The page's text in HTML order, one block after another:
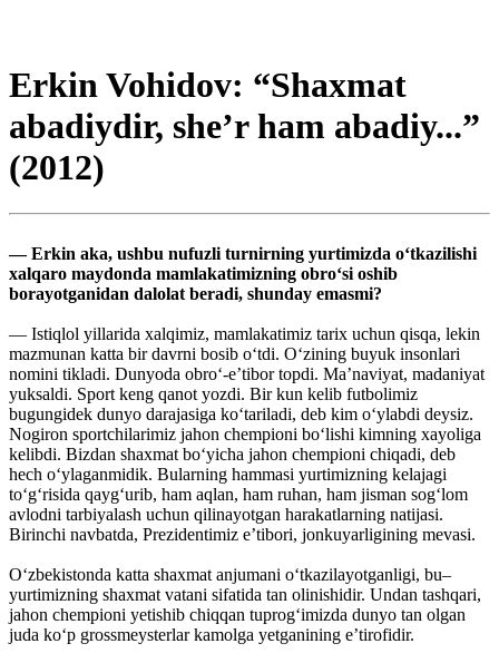
Erkin Vohidov: “Shaxmat
abadiydir, she’r ham abadiy...”
(2012)
— Erkin aka, ushbu nufuzli turnirning yurtimizda o‘tkazilishi
xalqaro maydonda mamlakatimizning obro‘si oshib
borayotganidan dalolat beradi, shunday emasmi?
— Istiqlol yillarida xalqimiz, mamlakatimiz tarix uchun qisqa, lekin
mazmunan katta bir davrni bosib o‘tdi. O‘zining buyuk insonlari
nomini tikladi. Dunyoda obro‘-e’tibor topdi. Ma’naviyat, madaniyat
yuksaldi. Sport keng qanot yozdi. Bir kun kelib futbolimiz
bugungidek dunyo darajasiga ko‘tariladi, deb kim o‘ylabdi deysiz.
Nogiron sportchilarimiz jahon chempioni bo‘lishi kimning xayoliga
kelibdi. Bizdan shaxmat bo‘yicha jahon chempioni chiqadi, deb
hech o‘ylaganmidik. Bularning hammasi yurtimizning kelajagi
to‘g‘risida qayg‘urib, ham aqlan, ham ruhan, ham jisman sog‘lom
avlodni tarbiyalash uchun qilinayotgan harakatlarning natijasi.
Birinchi navbatda, Prezidentimiz e’tibori, jonkuyarligining mevasi.
O‘zbekistonda katta shaxmat anjumani o‘tkazilayotganligi, bu–
yurtimizning shaxmat vatani sifatida tan olinishidir. Undan tashqari,
jahon chempioni yetishib chiqqan tuprog‘imizda dunyo tan olgan
juda ko‘p grossmeysterlar kamolga yetganining e’tirofidir.